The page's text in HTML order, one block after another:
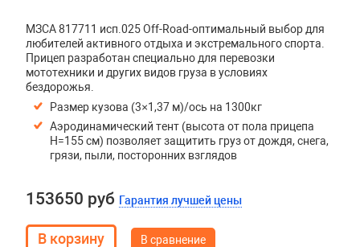
МЗСА 817711 исп.025 Off-Road-оптимальный выбор для
любителей активного отдыха и экстремального спорта.
Прицеп разработан специально для перевозки
мототехники и других видов груза в условиях
бездорожья.
Размер кузова (3×1,37 м)/ось на 1300кг
Аэродинамический тент (высота от пола прицепа
H=155 см) позволяет защитить груз от дождя, снега,
грязи, пыли, посторонних взглядов
153650 руб Гарантия лучшей цены
В сравнение